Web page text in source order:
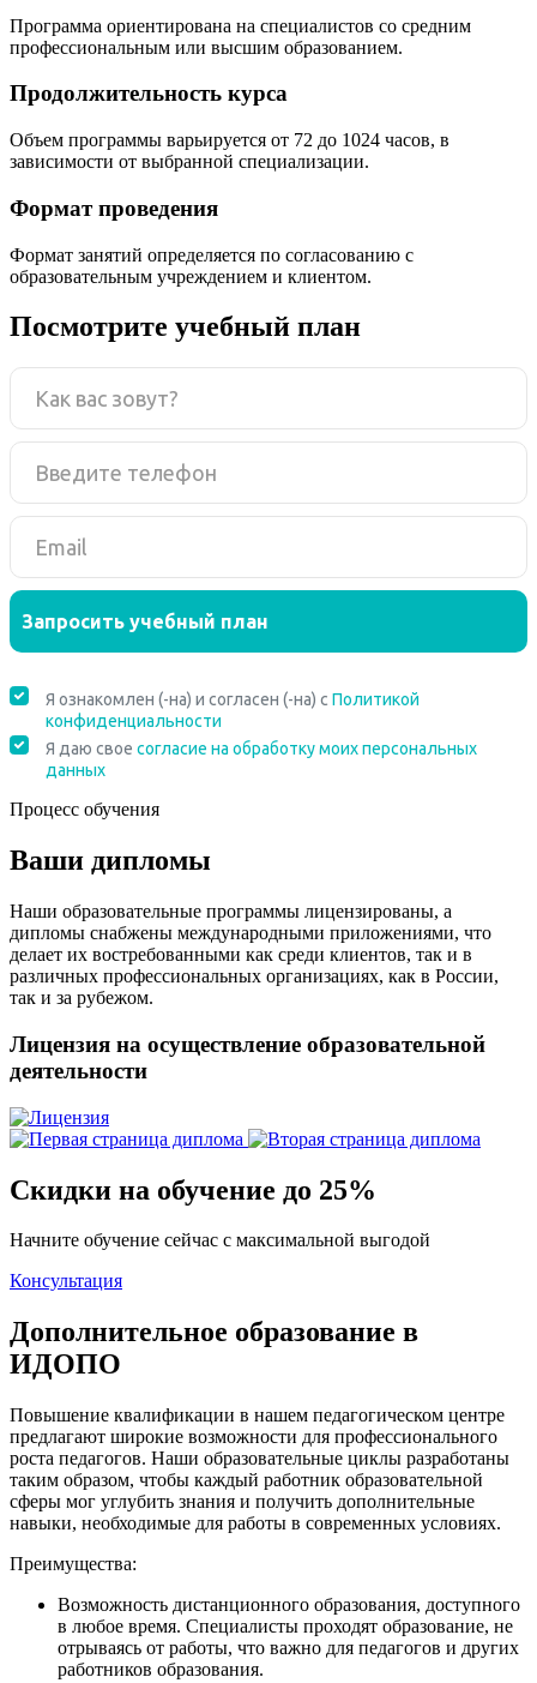
Программа ориентирована на специалистов со средним
профессиональным или высшим образованием.
Продолжительность курса
Объем программы варьируется от 72 до 1024 часов, в
зависимости от выбранной специализации.
Формат проведения
Формат занятий определяется по согласованию с
образовательным учреждением и клиентом.
Посмотрите учебный план
Процесс обучения
Ваши дипломы
Наши образовательные программы лицензированы, а
дипломы снабжены международными приложениями, что
делает их востребованными как среди клиентов, так и в
различных профессиональных организациях, как в России,
так и за рубежом.
Лицензия на осуществление образовательной
деятельности
Скидки на обучение до 25%
Начните обучение сейчас с максимальной выгодой
Консультация
Дополнительное образование в
ИДОПО
Повышение квалификации в нашем педагогическом центре
предлагают широкие возможности для профессионального
роста педагогов. Наши образовательные циклы разработаны
таким образом, чтобы каждый работник образовательной
сферы мог углубить знания и получить дополнительные
навыки, необходимые для работы в современных условиях.
Преимущества:
Возможность дистанционного образования, доступного
в любое время. Специалисты проходят образование, не
отрываясь от работы, что важно для педагогов и других
работников образования.